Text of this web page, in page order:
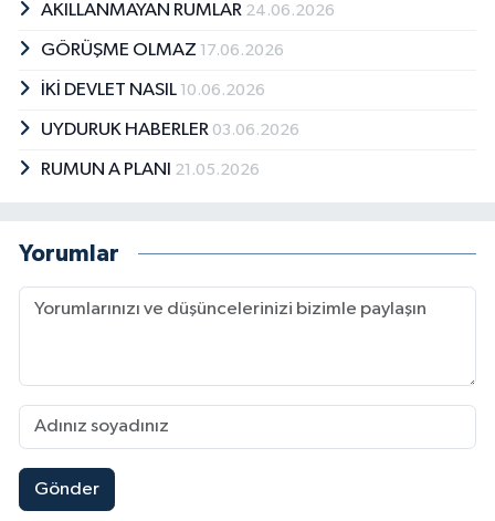
AKILLANMAYAN RUMLAR 24.06.2026
GÖRÜŞME OLMAZ 17.06.2026
İKİ DEVLET NASIL 10.06.2026
UYDURUK HABERLER 03.06.2026
RUMUN A PLANI 21.05.2026
Yorumlar
Gönder